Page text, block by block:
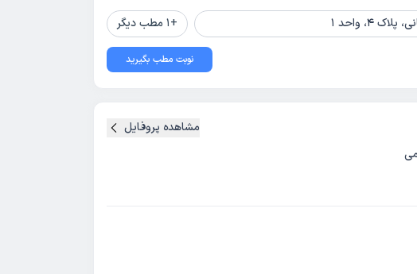
4، واحد 1 +
1 مطب دیگر
نوبت مطب بگیرید
مشاهده پروفایل